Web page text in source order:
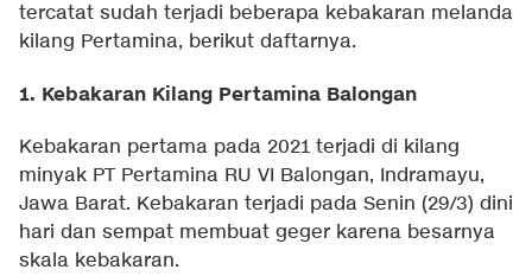
tercatat sudah terjadi beberapa kebakaran melanda
kilang Pertamina, berikut daftarnya.
1. Kebakaran Kilang Pertamina Balongan
Kebakaran pertama pada 2021 terjadi di kilang
minyak PT Pertamina RU VI Balongan, Indramayu,
Jawa Barat. Kebakaran terjadi pada Senin (29/3) dini
hari dan sempat membuat geger karena besarnya
skala kebakaran.